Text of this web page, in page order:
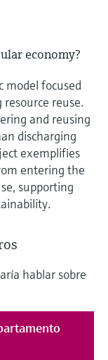
economy?
model focused
reuse.
and reusing
discharging
exemplifies
entering the
supporting
hablar sobre